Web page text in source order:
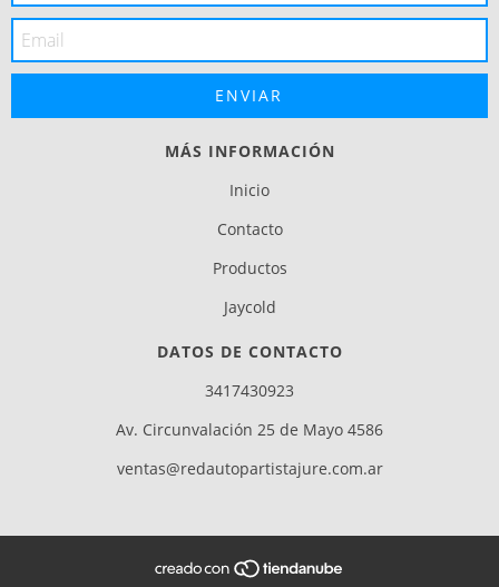
MÁS INFORMACIÓN
Inicio
Contacto
Productos
Jaycold
DATOS DE CONTACTO
3417430923
Av. Circunvalación 25 de Mayo 4586
ventas@redautopartistajure.com.ar